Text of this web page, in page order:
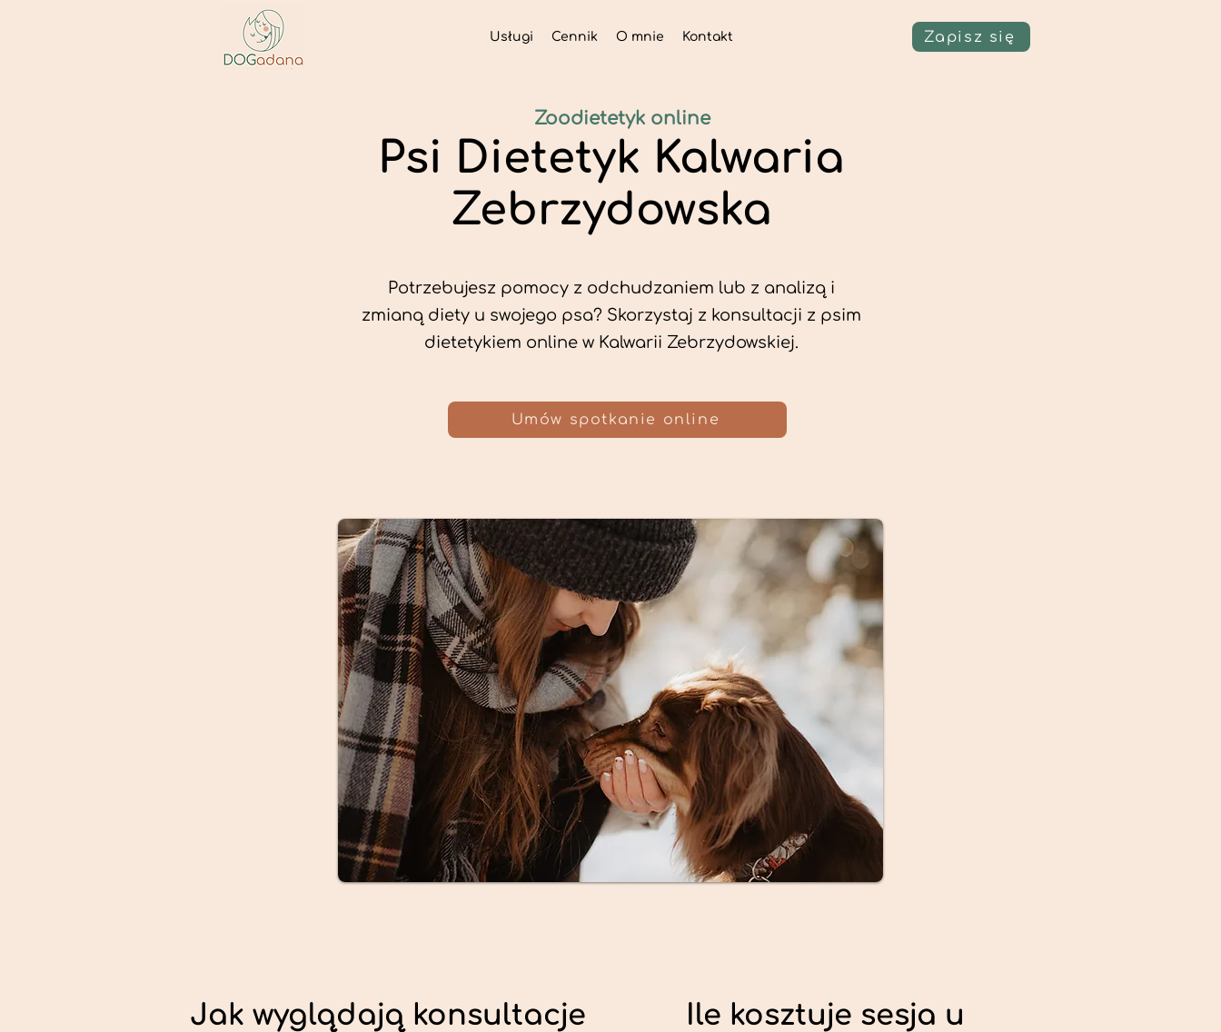
Usługi Cennik O mnie Kontakt Zapisz się
Psi Dietetyk Kalwaria
Zebrzydowska
Potrzebujesz pomocy z odchudzaniem lub z analizą i
zmianą diety u swojego psa? Skorzystaj z konsultacji z psim
dietetykiem online w Kalwarii Zebrzydowskiej.
Zoodietetyk online
Umów spotkanie online
Jak wyglądają konsultacje
Ile kosztuje sesja u